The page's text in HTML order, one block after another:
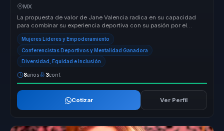
MX
La propuesta de valor de Jane Valencia radica en su capacidad
para combinar su experiencia deportiva con su pasión por el
empoderamiento ...
Mujeres Líderes y Empoderamiento
Conferencistas Deportivos y Mentalidad Ganadora
Diversidad, Equidad e Inclusión
8años 3conf.
Cotizar Ver Perfil